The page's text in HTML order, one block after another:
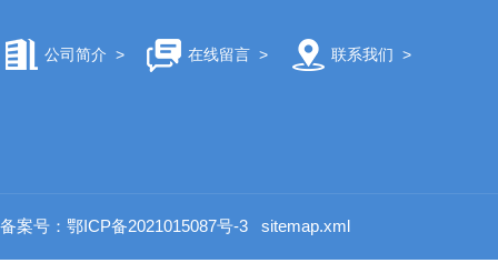
公司简介 > 在线留言> 联系我们 >
备案号：鄂ICP备2021015087号-3 sitemap.xml